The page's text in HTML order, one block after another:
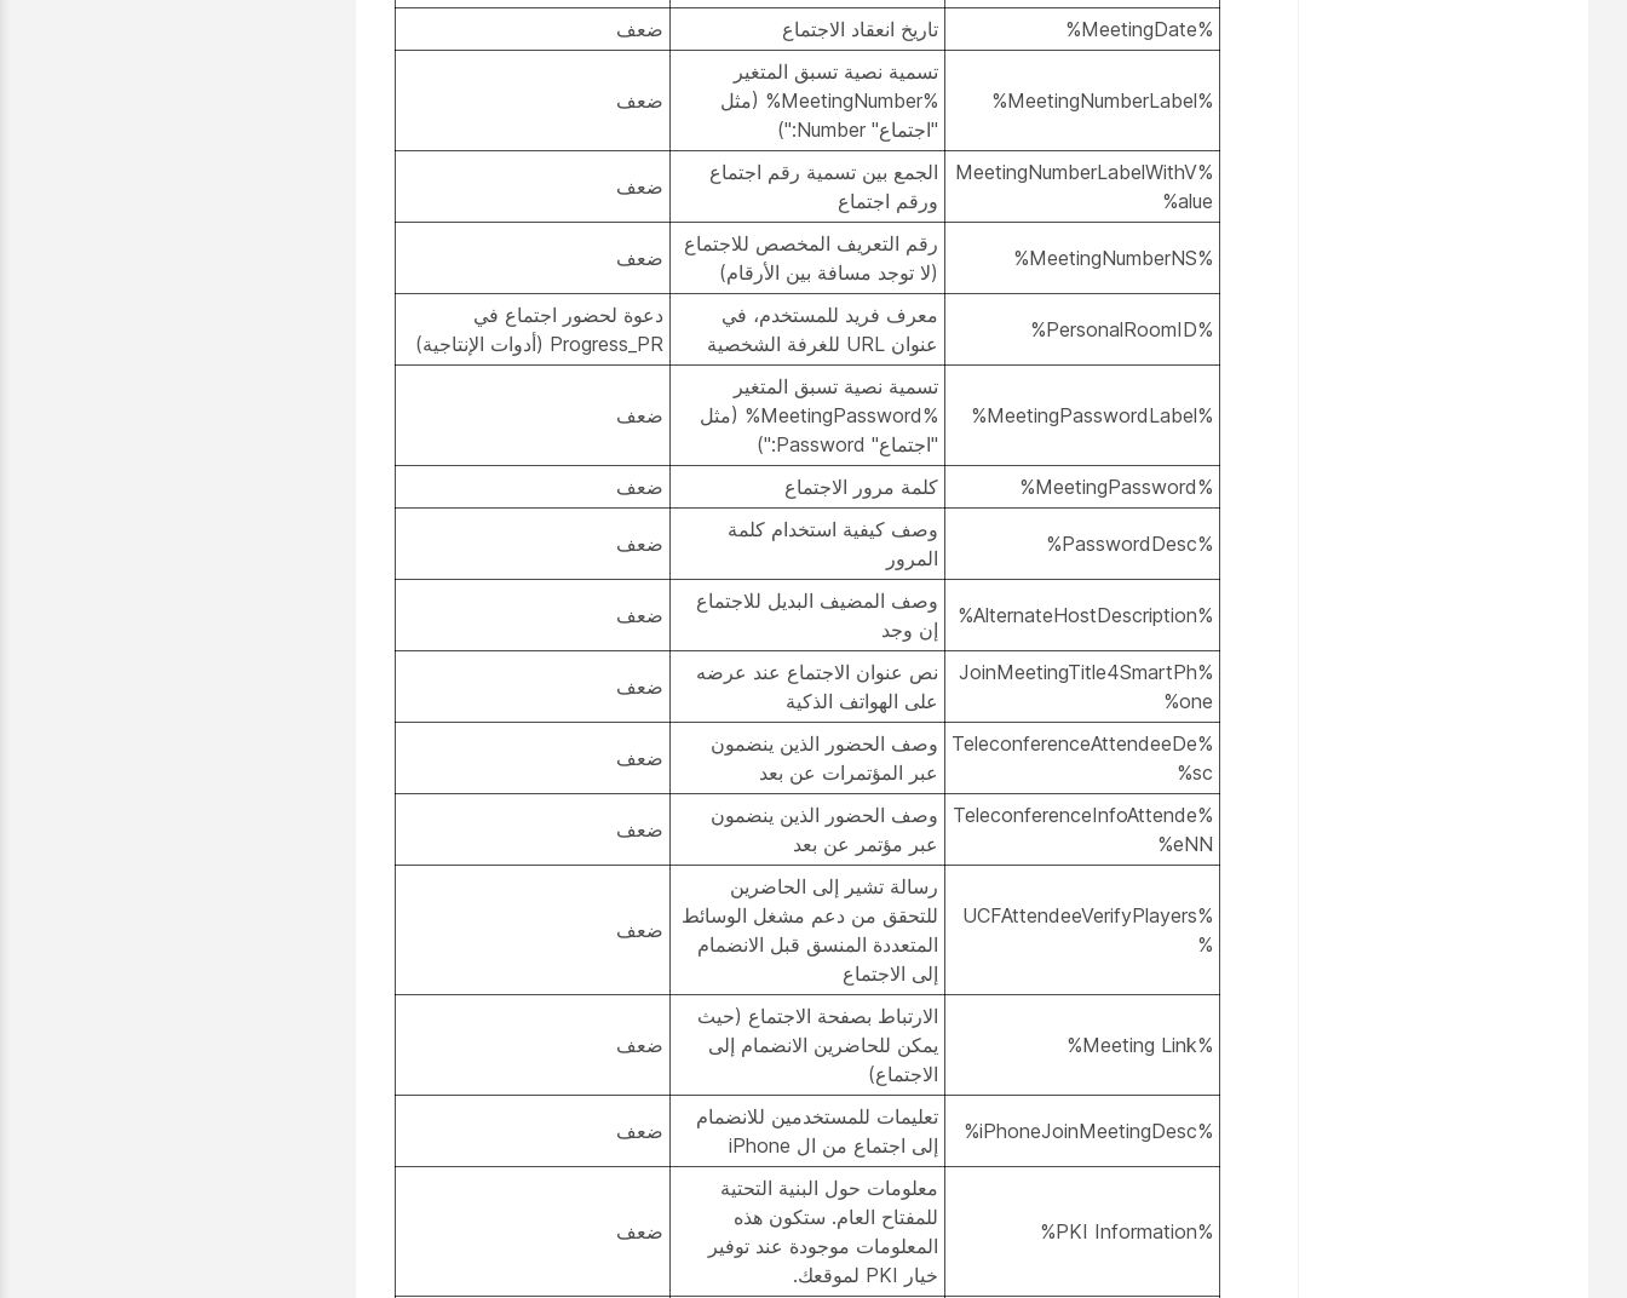
%MeetingDate%
تاريخ انعقاد الاجتماع ضعف
%MeetingNumberLabel%
تسمية نصية تسبق المتغير
%MeetingNumber% (مثل
"اجتماع" Number:")
ضعف
%MeetingNumberLabelWithV
alue%
الجمع بين تسمية رقم اجتماع
ورقم اجتماع
ضعف
%MeetingNumberNS%
رقم التعريف المخصص للاجتماع
(لا توجد مسافة بين الأرقام)
ضعف
%PersonalRoomID%
معرف فريد للمستخدم، في
عنوان URL للغرفة الشخصية
دعوة لحضور اجتماع في
Progress_PR (أدوات الإنتاجية)
%MeetingPasswordLabel%
تسمية نصية تسبق المتغير
%MeetingPassword% (مثل
"اجتماع" Password:")
ضعف
%MeetingPassword% كلمة مرور الاجتماع ضعف
%PasswordDesc%
وصف كيفية استخدام كلمة
المرور
ضعف
%AlternateHostDescription%
وصف المضيف البديل للاجتماع
إن وجد
ضعف
%JoinMeetingTitle4SmartPh
one%
نص عنوان الاجتماع عند عرضه
على الهواتف الذكية
ضعف
%TeleconferenceAttendeeDe
sc%
وصف الحضور الذين ينضمون
عبر المؤتمرات عن بعد
ضعف
%TeleconferenceInfoAttende
eNN%
وصف الحضور الذين ينضمون
عبر مؤتمر عن بعد
ضعف
%UCFAttendeeVerifyPlayers
%
رسالة تشير إلى الحاضرين
للتحقق من دعم مشغل الوسائط
المتعددة المنسق قبل الانضمام
إلى الاجتماع
ضعف
%Meeting Link%
الارتباط بصفحة الاجتماع (حيث
يمكن للحاضرين الانضمام إلى
الاجتماع)
ضعف
%iPhoneJoinMeetingDesc%
تعليمات للمستخدمين للانضمام
إلى اجتماع من ال iPhone
ضعف
%PKI Information%
معلومات حول البنية التحتية
للمفتاح العام. ستكون هذه
المعلومات موجودة عند توفير
خيار PKI لموقعك.
ضعف